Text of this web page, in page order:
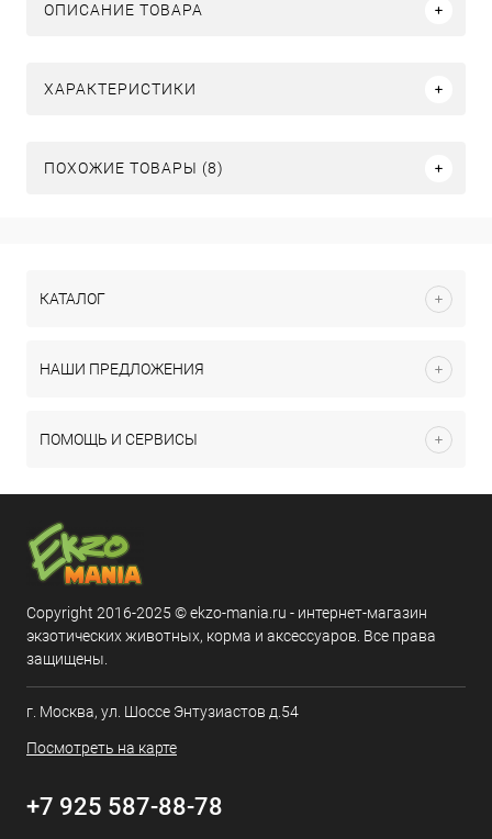
ОПИСАНИЕ ТОВАРА
ХАРАКТЕРИСТИКИ
ПОХОЖИЕ ТОВАРЫ (8)
КАТАЛОГ
НАШИ ПРЕДЛОЖЕНИЯ
ПОМОЩЬ И СЕРВИСЫ
Copyright 2016-2025 © ekzo-mania.ru - интернет-магазин
экзотических животных, корма и аксессуаров. Все права
защищены.
г. Москва, ул. Шоссе Энтузиастов д.54
Посмотреть на карте
+7 925 587-88-78